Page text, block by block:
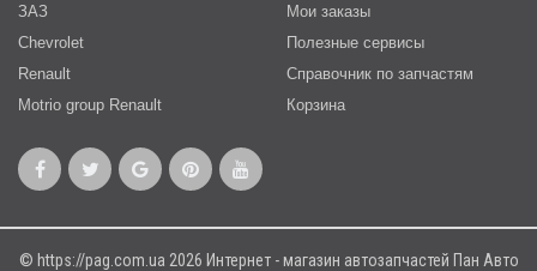
ЗАЗ
Chevrolet
Renault
Motrio group Renault
Мои заказы
Полезные сервисы
Справочник по запчастям
Корзина
© https://pag.com.ua 2026 Интернет - магазин автозапчастей Пан Авто